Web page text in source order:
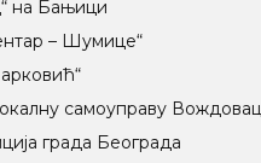
на Бањици
– Шумице“
самоуправу Вождовац
града Београда